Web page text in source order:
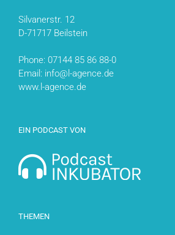
Silvanerstr. 12
D-71717 Beilstein
Phone: 07144 85 86 88-0
Email: info@l-agence.de
www.l-agence.de
EIN PODCAST VON
THEMEN